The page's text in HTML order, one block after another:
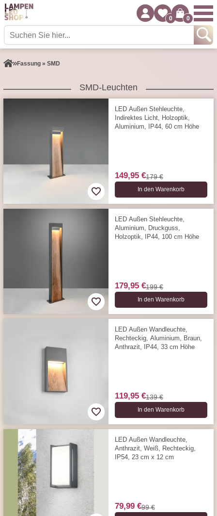
0 0
Fassung » SMD
SMD-Leuchten
LED Außen Stehleuchte,
Indirektes Licht, Holzoptik,
Aluminium, IP44, 60 cm Höhe
149,95 €179 €
In den Warenkorb
LED Außen Stehleuchte,
Aluminium, Druckguss,
Holzoptik, IP44, 100 cm Höhe
179,95 €199 €
In den Warenkorb
LED Außen Wandleuchte,
Rechteckig, Aluminium, Braun,
Anthrazit, IP44, 33 cm Höhe
119,95 €139 €
In den Warenkorb
LED Außen Wandleuchte,
Anthrazit, Weiß, Rechteckig,
IP54, 23 cm x 12 cm
79,99 €99 €